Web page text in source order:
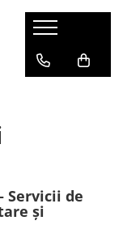
Servicii de
și